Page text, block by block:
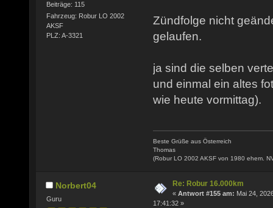
Beiträge: 115
Fahrzeug: Robur LO 2002
AKSF
PLZ: A-3321
Zündfolge nicht
gelaufen.
ja sind die selben
und einmal ein altes
wie heute vormittag).
Beste Grüße aus Österreich
Thomas
(Robur LO 2002 AKSF von 1980 ehem.
Norbert04
Guru
Re: Robur 16.000km
« Antwort #155 am: Mai 24,
17:41:32 »